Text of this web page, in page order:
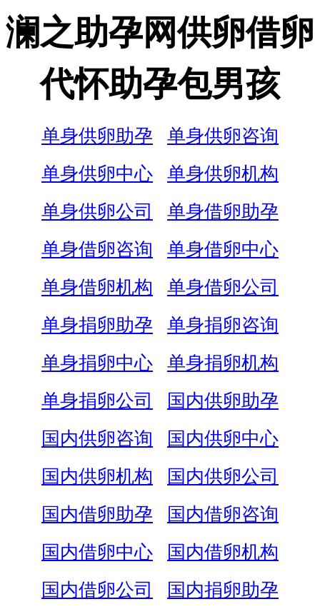
澜之助孕网供卵借卵
代怀助孕包男孩
单身供卵助孕
单身供卵咨询
单身供卵中心
单身供卵机构
单身供卵公司
单身借卵助孕
单身借卵咨询
单身借卵中心
单身借卵机构
单身借卵公司
单身捐卵助孕
单身捐卵咨询
单身捐卵中心
单身捐卵机构
单身捐卵公司
国内供卵助孕
国内供卵咨询
国内供卵中心
国内供卵机构
国内供卵公司
国内借卵助孕
国内借卵咨询
国内借卵中心
国内借卵机构
国内借卵公司
国内捐卵助孕